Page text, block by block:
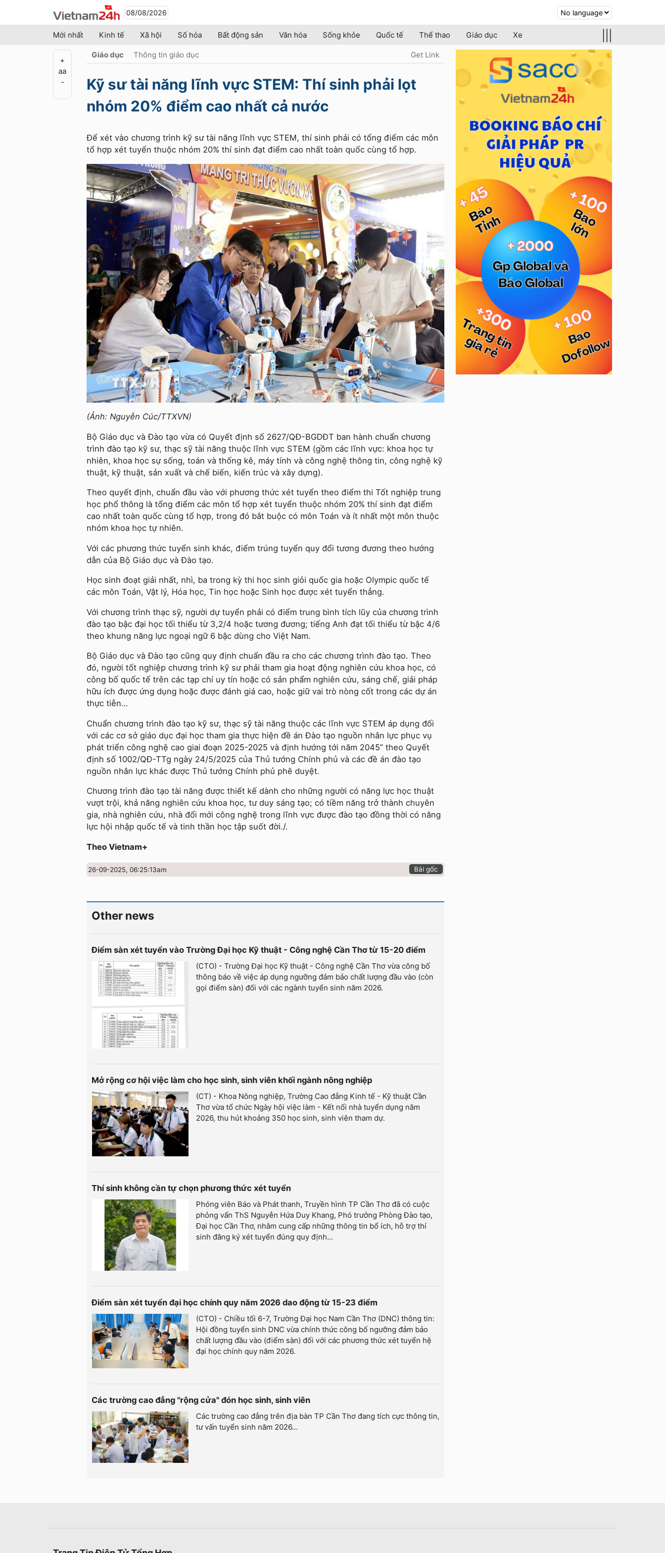
08/08/2026
Mới nhất Kinh tế Xã hội Số hóa Bất động sản Văn hóa Sống khỏe Quốc tế Thể thao Giáo dục Xe
+
aa
-
Giáo dục Thông tin giáo dục Get Link
Kỹ sư tài năng lĩnh vực STEM: Thí sinh phải lọt
nhóm 20% điểm cao nhất cả nước
Để xét vào chương trình kỹ sư tài năng lĩnh vực STEM, thí sinh phải có tổng điểm các môn
tổ hợp xét tuyển thuộc nhóm 20% thí sinh đạt điểm cao nhất toàn quốc cùng tổ hợp.
(Ảnh: Nguyễn Cúc/TTXVN)
Bộ Giáo dục và Đào tạo vừa có Quyết định số 2627/QĐ-BGDĐT ban hành chuẩn chương
trình đào tạo kỹ sư, thạc sỹ tài năng thuộc lĩnh vực STEM (gồm các lĩnh vực: khoa học tự
nhiên, khoa học sự sống, toán và thống kê, máy tính và công nghệ thông tin, công nghệ kỹ
thuật, kỹ thuật, sản xuất và chế biến, kiến trúc và xây dựng).
Theo quyết định, chuẩn đầu vào với phương thức xét tuyển theo điểm thi Tốt nghiệp trung
học phổ thông là tổng điểm các môn tổ hợp xét tuyển thuộc nhóm 20% thí sinh đạt điểm
cao nhất toàn quốc cùng tổ hợp, trong đó bắt buộc có môn Toán và ít nhất một môn thuộc
nhóm khoa học tự nhiên.
Với các phương thức tuyển sinh khác, điểm trúng tuyển quy đổi tương đương theo hướng
dẫn của Bộ Giáo dục và Đào tạo.
Học sinh đoạt giải nhất, nhì, ba trong kỳ thi học sinh giỏi quốc gia hoặc Olympic quốc tế
các môn Toán, Vật lý, Hóa học, Tin học hoặc Sinh học được xét tuyển thẳng.
Với chương trình thạc sỹ, người dự tuyển phải có điểm trung bình tích lũy của chương trình
đào tạo bậc đại học tối thiểu từ 3,2/4 hoặc tương đương; tiếng Anh đạt tối thiểu từ bậc 4/6
theo khung năng lực ngoại ngữ 6 bậc dùng cho Việt Nam.
Bộ Giáo dục và Đào tạo cũng quy định chuẩn đầu ra cho các chương trình đào tạo. Theo
đó, người tốt nghiệp chương trình kỹ sư phải tham gia hoạt động nghiên cứu khoa học, có
công bố quốc tế trên các tạp chí uy tín hoặc có sản phẩm nghiên cứu, sáng chế, giải pháp
hữu ích được ứng dụng hoặc được đánh giá cao, hoặc giữ vai trò nòng cốt trong các dự án
thực tiễn…
Chuẩn chương trình đào tạo kỹ sư, thạc sỹ tài năng thuộc các lĩnh vực STEM áp dụng đối
với các cơ sở giáo dục đại học tham gia thực hiện đề án Đào tạo nguồn nhân lực phục vụ
phát triển công nghệ cao giai đoạn 2025-2025 và định hướng tới năm 2045” theo Quyết
định số 1002/QĐ-TTg ngày 24/5/2025 của Thủ tướng Chính phủ và các đề án đào tạo
nguồn nhân lực khác được Thủ tướng Chính phủ phê duyệt.
Chương trình đào tạo tài năng được thiết kế dành cho những người có năng lực học thuật
vượt trội, khả năng nghiên cứu khoa học, tư duy sáng tạo; có tiềm năng trở thành chuyên
gia, nhà nghiên cứu, nhà đổi mới công nghệ trong lĩnh vực được đào tạo đồng thời có năng
lực hội nhập quốc tế và tinh thần học tập suốt đời./.
Theo Vietnam+
26-09-2025, 06:25:13am Bài gốc
Other news
Điểm sàn xét tuyển vào Trường Đại học Kỹ thuật - Công nghệ Cần Thơ từ 15-20 điểm
(CTO) - Trường Đại học Kỹ thuật - Công nghệ Cần Thơ vừa công bố
thông báo về việc áp dụng ngưỡng đảm bảo chất lượng đầu vào (còn
gọi điểm sàn) đối với các ngành tuyển sinh năm 2026.
Mở rộng cơ hội việc làm cho học sinh, sinh viên khối ngành nông nghiệp
(CT) - Khoa Nông nghiệp, Trường Cao đẳng Kinh tế - Kỹ thuật Cần
Thơ vừa tổ chức Ngày hội việc làm - Kết nối nhà tuyển dụng năm
2026, thu hút khoảng 350 học sinh, sinh viên tham dự.
Thí sinh không cần tự chọn phương thức xét tuyển
Phóng viên Báo và Phát thanh, Truyền hình TP Cần Thơ đã có cuộc
phỏng vấn ThS Nguyễn Hứa Duy Khang, Phó trưởng Phòng Đào tạo,
Đại học Cần Thơ, nhằm cung cấp những thông tin bổ ích, hỗ trợ thí
sinh đăng ký xét tuyển đúng quy định...
Điểm sàn xét tuyển đại học chính quy năm 2026 dao động từ 15-23 điểm
(CTO) - Chiều tối 6-7, Trường Đại học Nam Cần Thơ (DNC) thông tin:
Hội đồng tuyển sinh DNC vừa chính thức công bố ngưỡng đảm bảo
chất lượng đầu vào (điểm sàn) đối với các phương thức xét tuyển hệ
đại học chính quy năm 2026.
Các trường cao đẳng "rộng cửa" đón học sinh, sinh viên
Các trường cao đẳng trên địa bàn TP Cần Thơ đang tích cực thông tin,
tư vấn tuyển sinh năm 2026...